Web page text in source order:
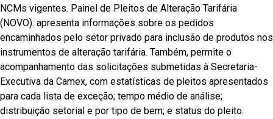
NCMs vigentes. Painel de Pleitos de Alteração Tarifária
(NOVO): apresenta informações sobre os pedidos
encaminhados pelo setor privado para inclusão de produtos nos
instrumentos de alteração tarifária. Também, permite o
acompanhamento das solicitações submetidas à Secretaria-
Executiva da Camex, com estatísticas de pleitos apresentados
para cada lista de exceção; tempo médio de análise;
distribuição setorial e por tipo de bem; e status do pleito.